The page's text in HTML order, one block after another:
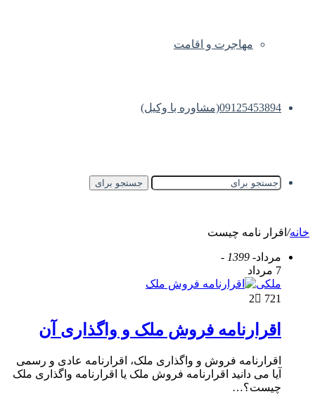
مهاجرت و اقامت
09125453894(مشاوره با وکیل)
جستجو برای
خانه/ اقرار نامه چیست
مرداد- 1399 -
7 مرداد
ملکی
2
721
اقرارنامه فروش ملک و واگذاری آن
اقرارنامه فروش و واگذاری ملک، اقرارنامه عادی و رسمی
آیا می دانید اقرارنامه فروش ملک یا اقرارنامه واگذاری ملک
چیست؟…